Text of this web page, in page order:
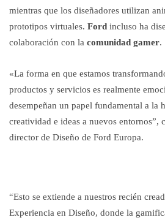
mientras que los diseñadores utilizan
prototipos virtuales. Ford incluso ha
colaboración con la comunidad gamer.
«La forma en que estamos
productos y servicios es realmente
desempeñan un papel fundamental a la
creatividad e ideas a nuevos entornos”,
director de Diseño de Ford Europa.
“Esto se extiende a nuestros recién
Experiencia en Diseño, donde la